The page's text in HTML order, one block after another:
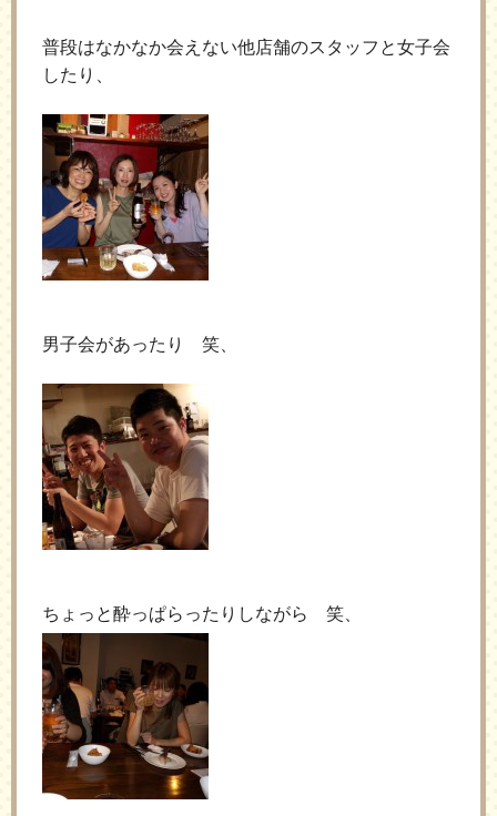
普段はなかなか会えない他店舗のスタッフと女子会
したり、
男子会があったり 笑、
ちょっと酔っぱらったりしながら 笑、